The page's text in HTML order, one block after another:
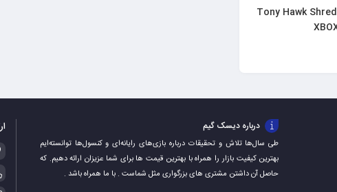
خرید بازی Tony Hawk Shred
درباره دیسک گیم
طی سال‌ها تلاش و تحقیقات درباره بازی‌های رایانه‌ای و کنسول‌ها توانسته‌ایم
بهترین کیفیت بازار را همراه با بهترین قیمت ها برای شما عزیزان ارائه دهیم. که
حاصل آن داشتن مشتری های بزرگواری مثل شماست . با ما همراه باشد .